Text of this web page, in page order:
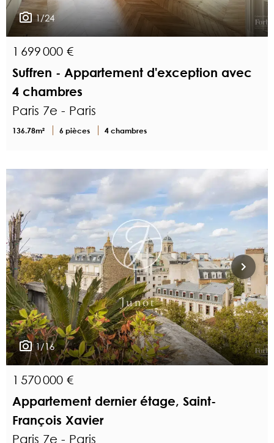
1/24
1 699 000 €
Suffren - Appartement d'exception avec
4 chambres
Paris 7e - Paris
136.78m² 6 pièces 4 chambres
1/16
1 570 000 €
Appartement dernier étage, Saint-
François Xavier
Paris 7e - Paris